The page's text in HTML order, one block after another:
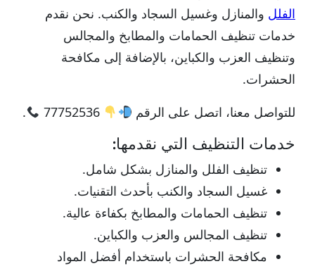
الفللوالمنازل وغسيل السجاد والكنب. نحن نقدم
خدمات تنظيف الحمامات والمطابخ والمجالس
وتنظيف العزب والكباين، بالإضافة إلى مكافحة
الحشرات.
للتواصل معنا، اتصل على الرقم
77752536
.
خدمات التنظيف التي نقدمها:
تنظيف الفلل والمنازل بشكل شامل.
غسيل السجاد والكنب بأحدث التقنيات.
تنظيف الحمامات والمطابخ بكفاءة عالية.
تنظيف المجالس والعزب والكباين.
مكافحة الحشرات باستخدام أفضل المواد